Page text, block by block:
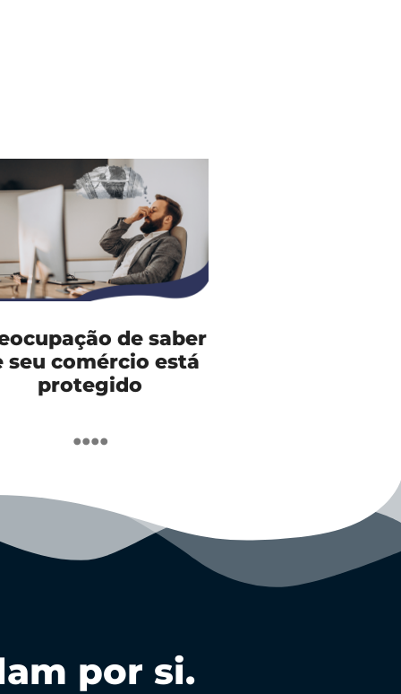
de saber
seu comércio está
protegido
....
por si.